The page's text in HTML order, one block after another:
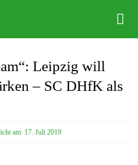
News
Verein
Leipzig will
– SC DHfK als
am: 17. Juli 2019